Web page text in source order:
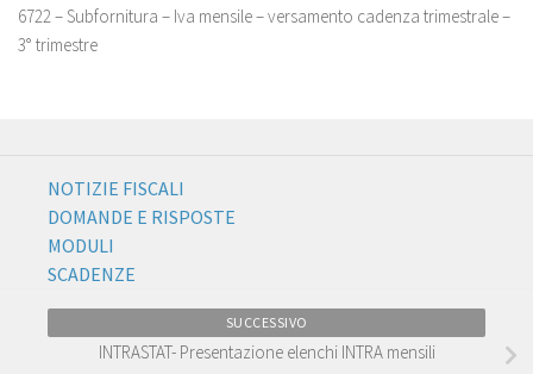
6722 – Subfornitura – Iva mensile – versamento cadenza trimestrale –
3° trimestre
NOTIZIE FISCALI
DOMANDE E RISPOSTE
MODULI
SCADENZE
SUCCESSIVO
INTRASTAT- Presentazione elenchi INTRA mensili